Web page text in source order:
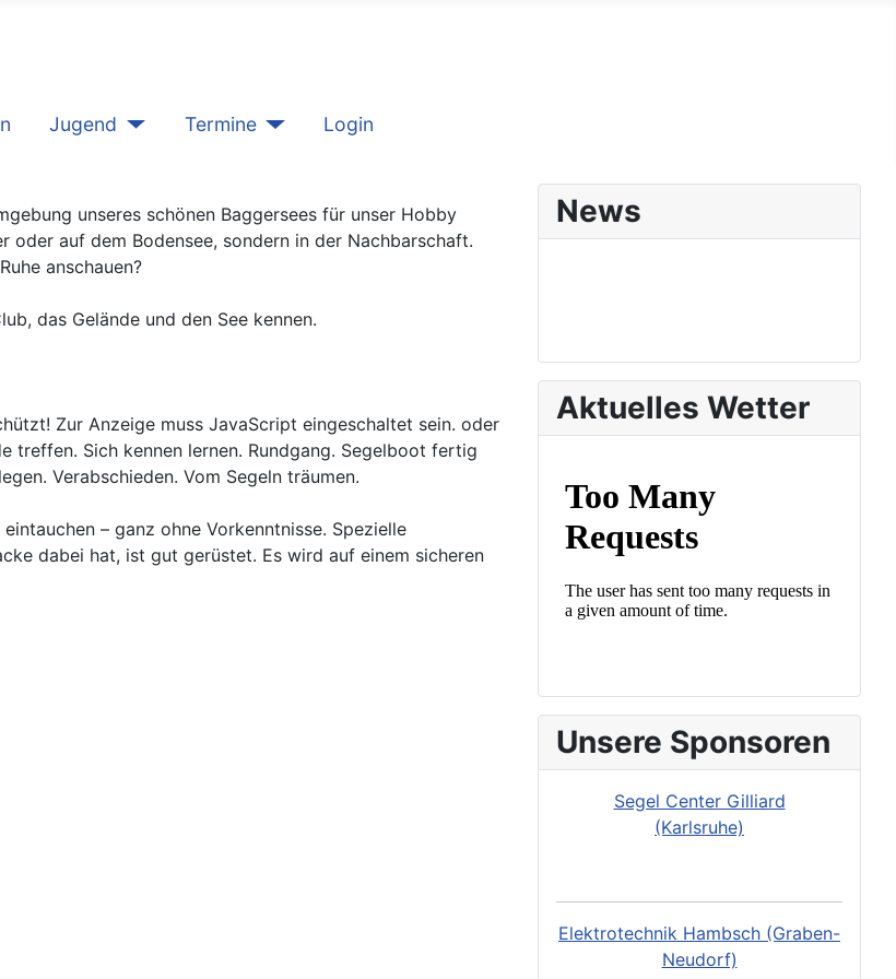
Jugend Termine Login
unseres schönen Baggersees für unser Hobby
auf dem Bodensee, sondern in der Nachbarschaft.
anschauen?
das Gelände und den See kennen.
Zur Anzeige muss JavaScript eingeschaltet sein. oder
treffen. Sich kennen lernen. Rundgang. Segelboot fertig
Verabschieden. Vom Segeln träumen.
– ganz ohne Vorkenntnisse. Spezielle
dabei hat, ist gut gerüstet. Es wird auf einem sicheren
News
Aktuelles Wetter
Unsere Sponsoren
Segel Center Gilliard
(Karlsruhe)
Elektrotechnik Hambsch (Graben-
Neudorf)